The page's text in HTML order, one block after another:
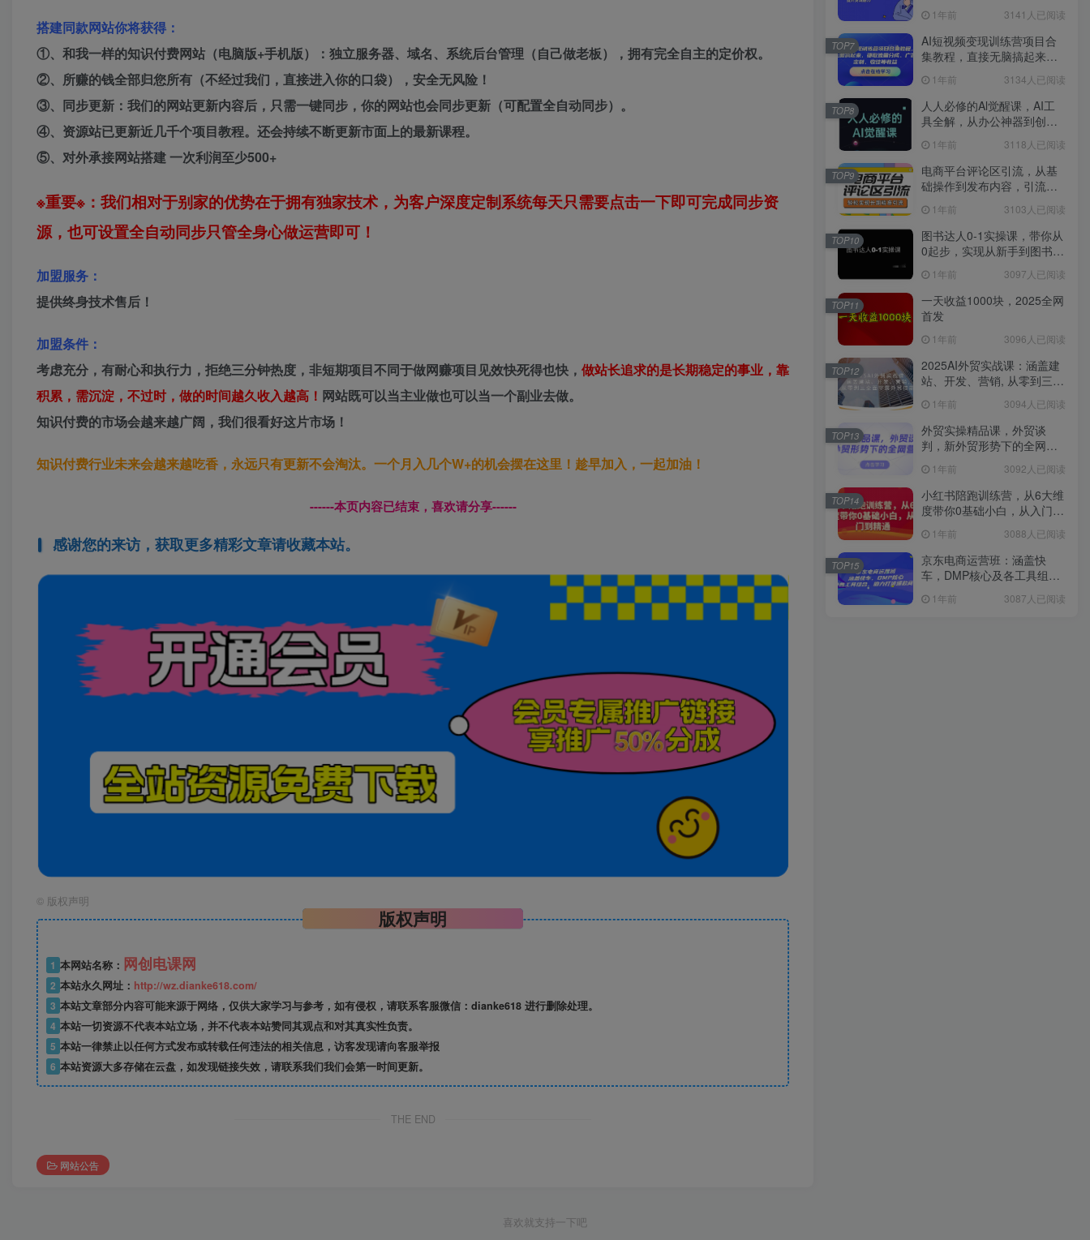
搭建同款网站你将获得：
①、和我一样的知识付费网站（电脑版+手机版）：独立服务器、域名、系统后台管理（自己做老板），拥有完全自主的定价权。
②、所赚的钱全部归您所有（不经过我们，直接进入你的口袋），安全无风险！
③、同步更新：我们的网站更新内容后，只需一键同步，你的网站也会同步更新（可配置全自动同步）。
④、资源站已更新近几千个项目教程。还会持续不断更新市面上的最新课程。
⑤、对外承接网站搭建 一次利润至少500+
※重要※：我们相对于别家的优势在于拥有独家技术，为客户深度定制系统每天只需要点击一下即可完成同步资
源，也可设置全自动同步只管全身心做运营即可！
加盟服务：
提供终身技术售后！
加盟条件：
考虑充分，有耐心和执行力，拒绝三分钟热度，非短期项目不同于做网赚项目见效快死得也快， 做站长追求的是长期稳定的事业，靠
积累，需沉淀，不过时，做的时间越久收入越高！ 网站既可以当主业做也可以当一个副业去做。
知识付费的市场会越来越广阔，我们很看好这片市场！
知识付费行业未来会越来越吃香，永远只有更新不会淘汰。一个月入几个W+的机会摆在这里！趁早加入，一起加油！
------本页内容已结束，喜欢请分享------
感谢您的来访，获取更多精彩文章请收藏本站。
© 版权声明
版权声明
1 本网站名称： 网创电课网
2 本站永久网址： http://wz.dianke618.com/
3 本站文章部分内容可能来源于网络，仅供大家学习与参考，如有侵权，请联系客服微信：dianke618 进行删除处理。
4 本站一切资源不代表本站立场，并不代表本站赞同其观点和对其真实性负责。
5 本站一律禁止以任何方式发布或转载任何违法的相关信息，访客发现请向客服举报
6 本站资源大多存储在云盘，如发现链接失效，请联系我们我们会第一时间更新。
THE END
网站公告
喜欢就支持一下吧
1年前 3141人已阅读
AI短视频变现训练营项目合
集教程，直接无脑搞起来，
制、收徒等收益
1年前 3134人已阅读
TOP7
人人必修的Al觉醒课，AI工
具全解，从办公神器到创意
1年前 3118人已阅读
TOP8
电商平台评论区引流，从基
础操作到发布内容，引流技
1年前 3103人已阅读
TOP9
图书达人0-1实操课，带你从
0起步，实现从新手到图书达
1年前 3097人已阅读
TOP10
一天收益1000块，2025全网
首发
1年前 3096人已阅读
TOP11
2025AI外贸实战课：涵盖建
站、开发、营销, 从零到三全
1年前 3094人已阅读
TOP12
外贸实操精品课，外贸谈
判，新外贸形势下的全网营
1年前 3092人已阅读
TOP13
小红书陪跑训练营，从6大维
度带你0基础小白，从入门到
1年前 3088人已阅读
TOP14
京东电商运营班：涵盖快
车，DMP核心及各工具组
1年前 3087人已阅读
TOP15